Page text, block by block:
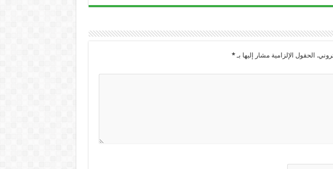
الحقول الإلزامية مشار إليها بـ*